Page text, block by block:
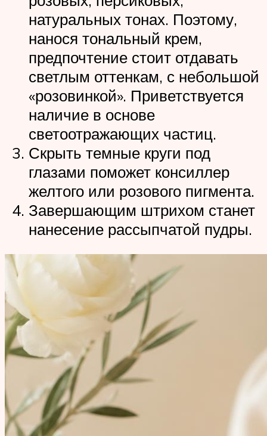
натуральных тонах. Поэтому,
нанося тональный крем,
предпочтение стоит отдавать
светлым оттенкам, с небольшой
«розовинкой». Приветствуется
наличие в основе
светоотражающих частиц.
Скрыть темные круги под
глазами поможет консиллер
желтого или розового пигмента.
Завершающим штрихом станет
нанесение рассыпчатой пудры.